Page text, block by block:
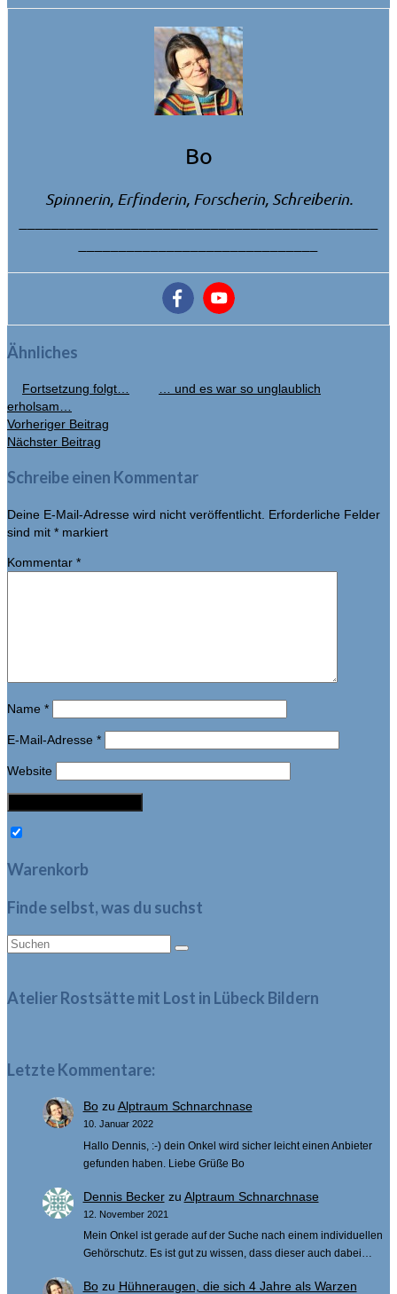
Bo
Spinnerin, Erfinderin, Forscherin, Schreiberin.
Ähnliches
Fortsetzung folgt…
… und es war so unglaublich
erholsam…
Vorheriger Beitrag
Nächster Beitrag
Schreibe einen Kommentar
Deine E-Mail-Adresse wird nicht veröffentlicht. Erforderliche Felder
sind mit * markiert
Kommentar *
Name *
E-Mail-Adresse *
Website
Warenkorb
Finde selbst, was du suchst
Suche
Atelier Rostsätte mit Lost in Lübeck Bildern
Letzte Kommentare:
Bozu Alptraum Schnarchnase
10. Januar 2022
Hallo Dennis, :-) dein Onkel wird sicher leicht einen Anbieter
gefunden haben. Liebe Grüße Bo
Dennis Beckerzu Alptraum Schnarchnase
12. November 2021
Mein Onkel ist gerade auf der Suche nach einem individuellen
Gehörschutz. Es ist gut zu wissen, dass dieser auch dabei…
Bozu Hühneraugen, die sich 4 Jahre als Warzen